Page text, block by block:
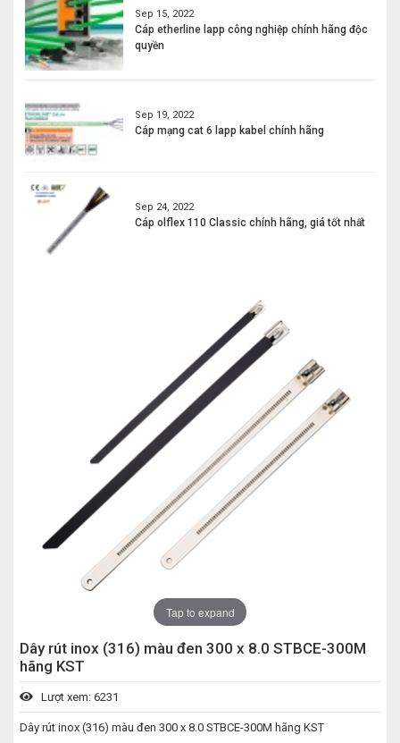
Sep 15, 2022
Cáp etherline lapp công nghiệp chính hãng độc
quyền
Sep 19, 2022
Cáp mạng cat 6 lapp kabel chính hãng
Sep 24, 2022
Cáp olflex 110 Classic chính hãng, giá tốt nhất
Tap to expand
Dây rút inox (316) màu đen 300 x 8.0 STBCE-300M
hãng KST
Lượt xem: 6231
Dây rút inox (316) màu đen 300 x 8.0 STBCE-300M hãng KST